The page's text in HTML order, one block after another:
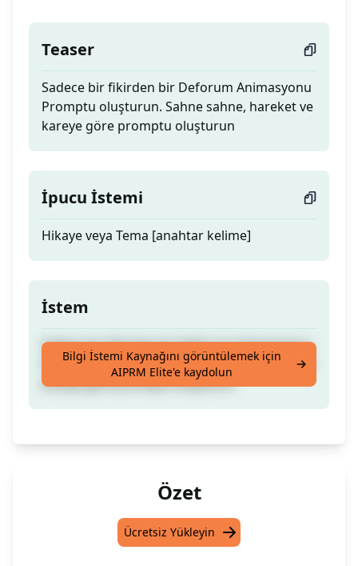
Teaser
Sadece bir fikirden bir Deforum Animasyonu
Promptu oluşturun. Sahne sahne, hareket ve
kareye göre promptu oluşturun
İpucu İstemi
Hikaye veya Tema [anahtar kelime]
İstem
Sadece bir fikirden bir Deforum Animasyonu
Promptu oluşturun. Sahne sahne, hareket ve
kareye göre promptu oluşturun
Bilgi İstemi Kaynağını görüntülemek için
AIPRM Elite'e kaydolun
Özet
Ücretsiz Yükleyin